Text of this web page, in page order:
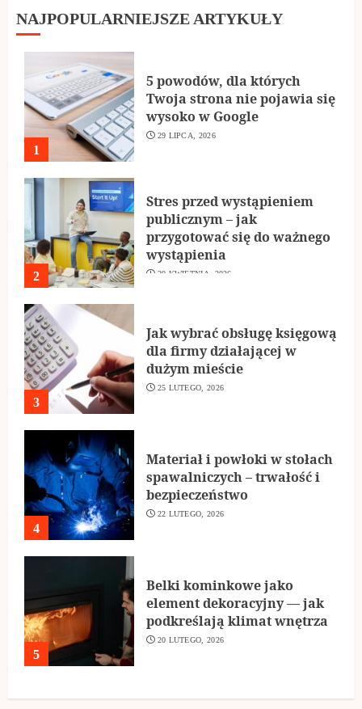
NAJPOPULARNIEJSZE ARTYKUŁY
1
5 powodów, dla których
Twoja strona nie pojawia się
wysoko w Google
29 LIPCA, 2026
2
Stres przed wystąpieniem
publicznym – jak
przygotować się do ważnego
wystąpienia
29 KWIETNIA, 2026
3
Jak wybrać obsługę księgową
dla firmy działającej w
dużym mieście
25 LUTEGO, 2026
4
Materiał i powłoki w stołach
spawalniczych – trwałość i
bezpieczeństwo
22 LUTEGO, 2026
5
Belki kominkowe jako
element dekoracyjny — jak
podkreślają klimat wnętrza
20 LUTEGO, 2026